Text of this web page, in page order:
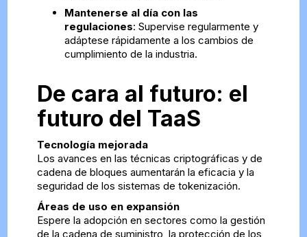
Mantenerse al día con las
regulaciones: Supervise regularmente y
adáptese rápidamente a los cambios de
cumplimiento de la industria.
De cara al futuro: el
futuro del TaaS
Tecnología mejorada
Los avances en las técnicas criptográficas y de
cadena de bloques aumentarán la eficacia y la
seguridad de los sistemas de tokenización.
Áreas de uso en expansión
Espere la adopción en sectores como la gestión
de la cadena de suministro, la protección de los